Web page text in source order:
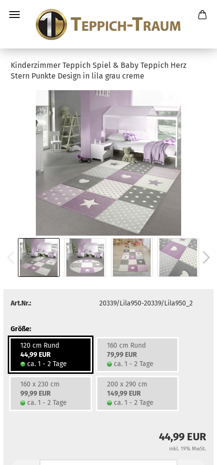
Kinderzimmer Teppich Spiel & Baby Teppich Herz
Stern Punkte Design in lila grau creme
Art.Nr.: 20339/Lila950-20339/Lila950_2
Größe:
120 cm Rund
44,99 EUR
ca. 1 - 2 Tage
160 cm Rund
79,99 EUR
ca. 1 - 2 Tage
160 x 230 cm
99,99 EUR
ca. 1 - 2 Tage
200 x 290 cm
149,99 EUR
ca. 1 - 2 Tage
44,99 EUR
inkl. 19% MwSt.